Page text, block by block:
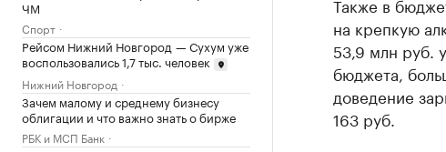
ЧМ
Спорт
Рейсом Нижний Новгород — Сухум уже
воспользовались 1,7 тыс. человек
Нижний Новгород
Зачем малому и среднему бизнесу
облигации и что важно знать о бирже
РБК и МСП Банк
на крепкую
53,9 млн руб.
бюджета,
доведение
163 руб.